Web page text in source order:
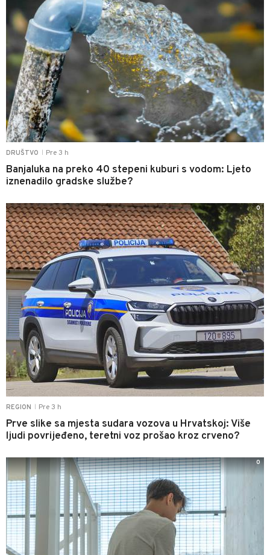
DRUŠTVO Pre 3 h
Banjaluka na preko 40 stepeni kuburi s vodom: Ljeto
iznenadilo gradske službe?
REGION Pre 3 h
Prve slike sa mjesta sudara vozova u Hrvatskoj: Više
ljudi povrijeđeno, teretni voz prošao kroz crveno?
0
0